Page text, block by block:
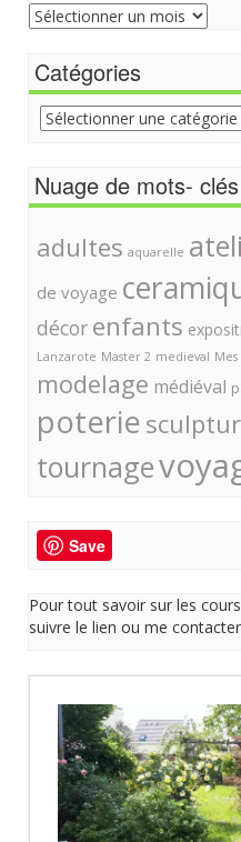
Archive
du
Catégories
Catégories
Nuage de mots- clés
adultes aquarelle
de voyage
décor enfants
Lanzarote Master 2 medieval
modelage médiéval
poterie
tournage
Save
Pour tout savoir sur les
suivre le lien ou me contacter